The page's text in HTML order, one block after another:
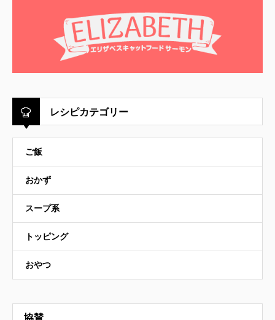
レシピカテゴリー
ご飯
おかず
スープ系
トッピング
おやつ
協賛